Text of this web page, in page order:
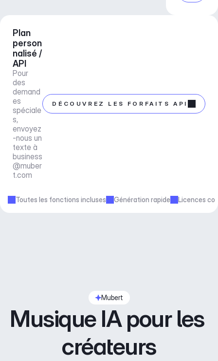
Plan
person
nalisé /
API
Pour
des
demand
es
spéciale
s,
envoyez
-nous un
business
@muber
t.com
DÉCOUVREZ LES FORFAITS API
Toutes les fonctions incluses Génération rapide Licences
Mubert
Musique IA pour les
créateurs